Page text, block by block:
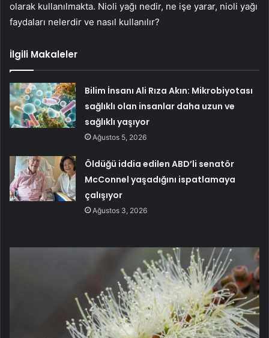
olarak kullanılmakta. Nioli yağı nedir, ne işe yarar, nioli yağı
faydaları nelerdir ve nasıl kullanılır?
İlgili Makaleler
Bilim İnsanı Ali Rıza Akın: Mikrobiyotası
sağlıklı olan insanlar daha uzun ve
sağlıklı yaşıyor
Ağustos 5, 2026
Öldüğü iddia edilen ABD’li senatör
McConnel yaşadığını ispatlamaya
çalışıyor
Ağustos 3, 2026